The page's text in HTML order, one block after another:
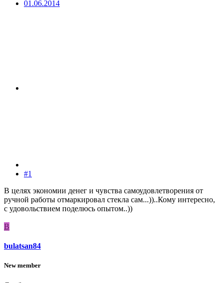
01.06.2014
#1
В целях экономии денег и чувства самоудовлетворения от
ручной работы отмаркировал стекла сам...))..Кому интересно,
с удовольствием поделюсь опытом..))
B
bulatsan84
New member